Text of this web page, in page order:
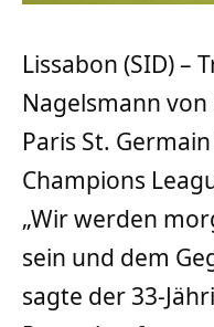
Lissabon (SID) –
Nagelsmann
Paris St.
Champions
„Wir werden
sein und dem
sagte der 33-